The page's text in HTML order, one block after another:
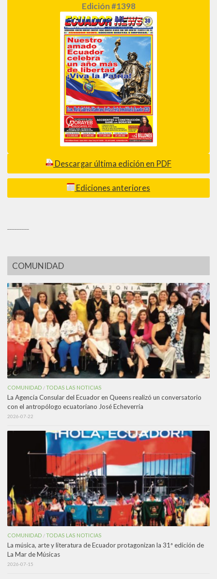
Edición #1398
Descargar última edición en PDF
Ediciones anteriores
COMUNIDAD
COMUNIDAD /TODAS LAS NOTICIAS
La Agencia Consular del Ecuador en Queens realizó un conversatorio
con el antropólogo ecuatoriano José Echeverría
2026-07-22
COMUNIDAD /TODAS LAS NOTICIAS
La música, arte y literatura de Ecuador protagonizan la 31ª edición de
La Mar de Músicas
2026-07-15